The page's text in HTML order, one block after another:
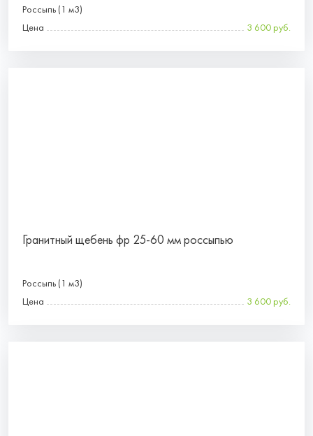
Россыпь (1 м3)
Цена
3 600 руб.
Гранитный щебень фр 25-60 мм россыпью
Россыпь (1 м3)
Цена
3 600 руб.